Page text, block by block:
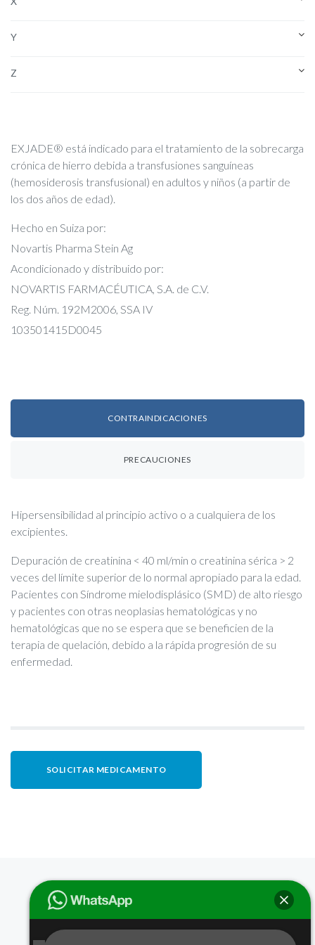
Y
Z
EXJADE® está indicado para el tratamiento de la sobrecarga
crónica de hierro debida a transfusiones sanguíneas
(hemosiderosis transfusional) en adultos y niños (a partir de
los dos años de edad).
Hecho en Suiza por:
Novartis Pharma Stein Ag
Acondicionado y distribuido por:
NOVARTIS FARMACÉUTICA, S.A. de C.V.
Reg. Núm. 192M2006, SSA IV
103501415D0045
CONTRAINDICACIONES
PRECAUCIONES
Hipersensibilidad al principio activo o a cualquiera de los
excipientes.
Depuración de creatinina < 40 ml/min o creatinina sérica > 2
veces del límite superior de lo normal apropiado para la edad.
Pacientes con Síndrome mielodisplásico (SMD) de alto riesgo
y pacientes con otras neoplasias hematológicas y no
hematológicas que no se espera que se beneficien de la
terapia de quelación, debido a la rápida progresión de su
enfermedad.
SOLICITAR MEDICAMENTO